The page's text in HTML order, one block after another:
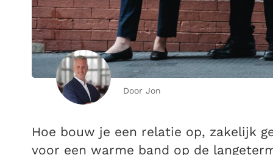
Door Jon
Hoe bouw je een relatie op, zakelijk
voor een warme band op de